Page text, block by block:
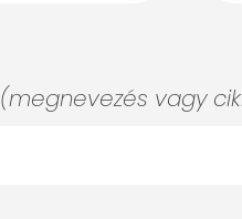
(megnevezés vagy